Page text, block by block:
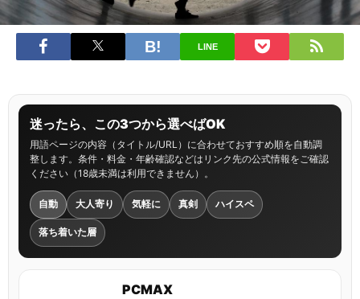
LINE
迷ったら、この3つから選べばOK
用語ページの内容（タイトル/URL）に合わせておすすめ順を自動調
整します。条件・料金・年齢確認などはリンク先の公式情報をご確認
ください（18歳未満は利用できません）。
自動 大人寄り 気軽に 真剣 ハイスペ
落ち着いた層
PCMAX